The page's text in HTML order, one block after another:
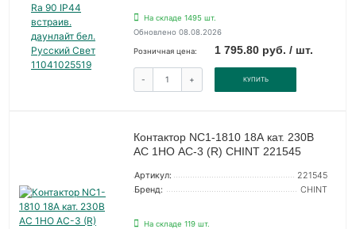
На складе 1495 шт.
Обновлено 08.08.2026
Розничная цена: 1 795.80 руб. / шт.
- + КУПИТЬ
Контактор NC1-1810 18А кат. 230В
AC 1НО AC-3 (R) CHINT 221545
Артикул:
221545
Бренд:
CHINT
На складе 119 шт.